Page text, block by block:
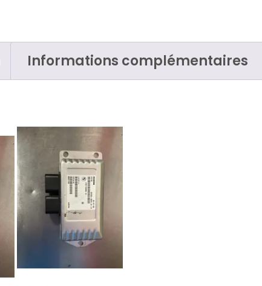
Informations complémentaires